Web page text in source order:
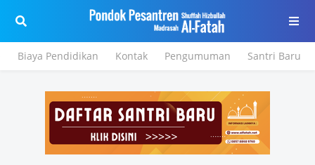
Santri Baru
Pengumuman
Kontak
Biaya Pendidikan